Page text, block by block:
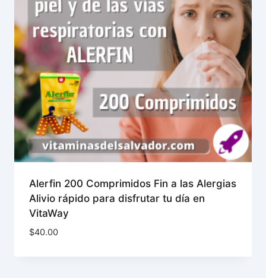
Alerfin 200 Comprimidos Fin a las Alergias
Alivio rápido para disfrutar tu día en
VitaWay
$40.00